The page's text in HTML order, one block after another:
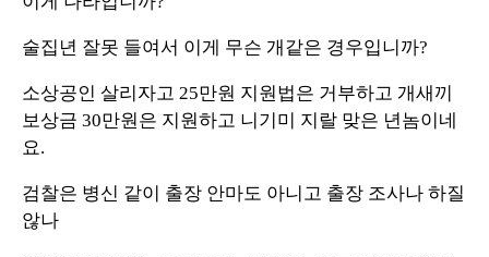
술집년 잘못 들여서 이게 무슨 개같은 경우입니까?
소상공인 살리자고 25만원 지원법은 거부하고 개새끼
보상금 30만원은 지원하고 니기미 지랄 맞은 년놈이네
요.
검찰은 병신 같이 출장 안마도 아니고 출장 조사나 하질
않나